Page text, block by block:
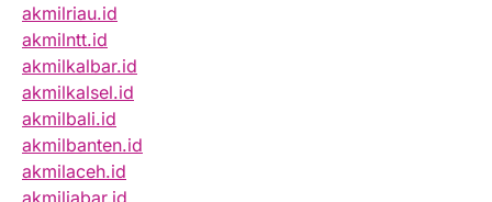
akmilriau.id
akmilntt.id
akmilkalbar.id
akmilkalsel.id
akmilbali.id
akmilbanten.id
akmilaceh.id